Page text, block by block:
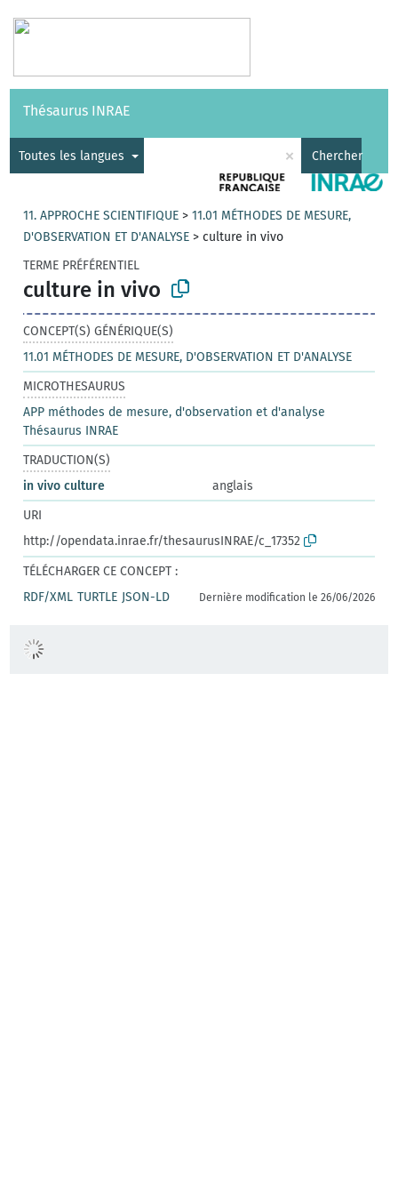
Vocabulaires API
Thésaurus INRAE
Toutes les langues × Chercher
11. APPROCHE SCIENTIFIQUE >11.01 MÉTHODES DE MESURE,
D'OBSERVATION ET D'ANALYSE >culture in vivo
TERME PRÉFÉRENTIEL
culture in vivo
CONCEPT(S) GÉNÉRIQUE(S)
11.01 MÉTHODES DE MESURE, D'OBSERVATION ET D'ANALYSE
MICROTHESAURUS
APP méthodes de mesure, d'observation et d'analyse
Thésaurus INRAE
TRADUCTION(S)
in vivo culture
anglais
URI
http://opendata.inrae.fr/thesaurusINRAE/c_17352
TÉLÉCHARGER CE CONCEPT :
RDF/XML TURTLE JSON-LD Dernière modification le 26/06/2026